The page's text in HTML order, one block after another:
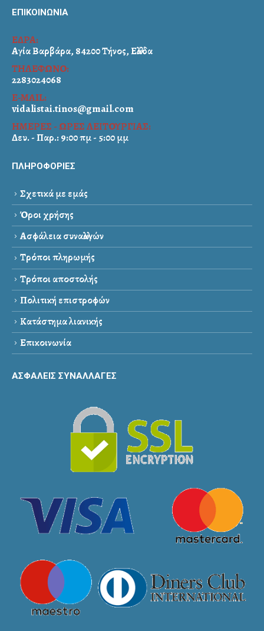
ΕΠΙΚΟΙΝΩΝΙΑ
ΕΔΡΑ:
Αγία Βαρβάρα, 84200 Τήνος, Ελλάδα
ΤΗΛΕΦΩΝΟ:
2283024068
E-MAIL:
vidalistai.tinos@gmail.com
ΗΜΕΡΕΣ - ΩΡΕΣ ΛΕΙΤΟΥΡΓΙΑΣ:
Δευ. - Παρ.: 9:00 πμ - 5:00 μμ
ΠΛΗΡΟΦΟΡΙΕΣ
Σχετικά με εμάς
Όροι χρήσης
Ασφάλεια συναλλαγών
Τρόποι πληρωμής
Τρόποι αποστολής
Πολιτική επιστροφών
Κατάστημα λιανικής
Επικοινωνία
ΑΣΦΑΛΕΙΣ ΣΥΝΑΛΛΑΓΕΣ